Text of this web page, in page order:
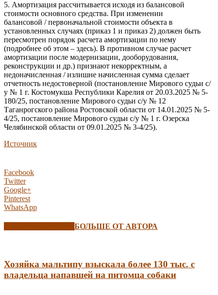
5. Амортизация рассчитывается исходя из балансовой
стоимости основного средства. При изменении
балансовой / первоначальной стоимости объекта в
установленных случаях (приказ 1 и приказ 2) должен быть
пересмотрен порядок расчета амортизации по нему
(подробнее об этом – здесь). В противном случае расчет
амортизации после модернизации, дооборудования,
реконструкции и др.) признают некорректным, а
недоначисленная / излишне начисленная сумма сделает
отчетность недостоверной (постановление Мирового судьи с/
у № 1 г. Костомукша Республики Карелия от 20.03.2025 № 5-
180/25, постановление Мирового судьи с/у № 12
Таганрогского района Ростовской области от 14.01.2025 № 5-
4/25, постановление Мирового судьи с/у № 1 г. Озерска
Челябинской области от 09.01.2025 № 3-4/25).
Источник
Facebook
Twitter
Google+
Pinterest
WhatsApp
БОЛЬШЕ ОТ АВТОРА
Хозяйка мальтипу взыскала более 130 тыс. с
владельца напавшей на питомца собаки